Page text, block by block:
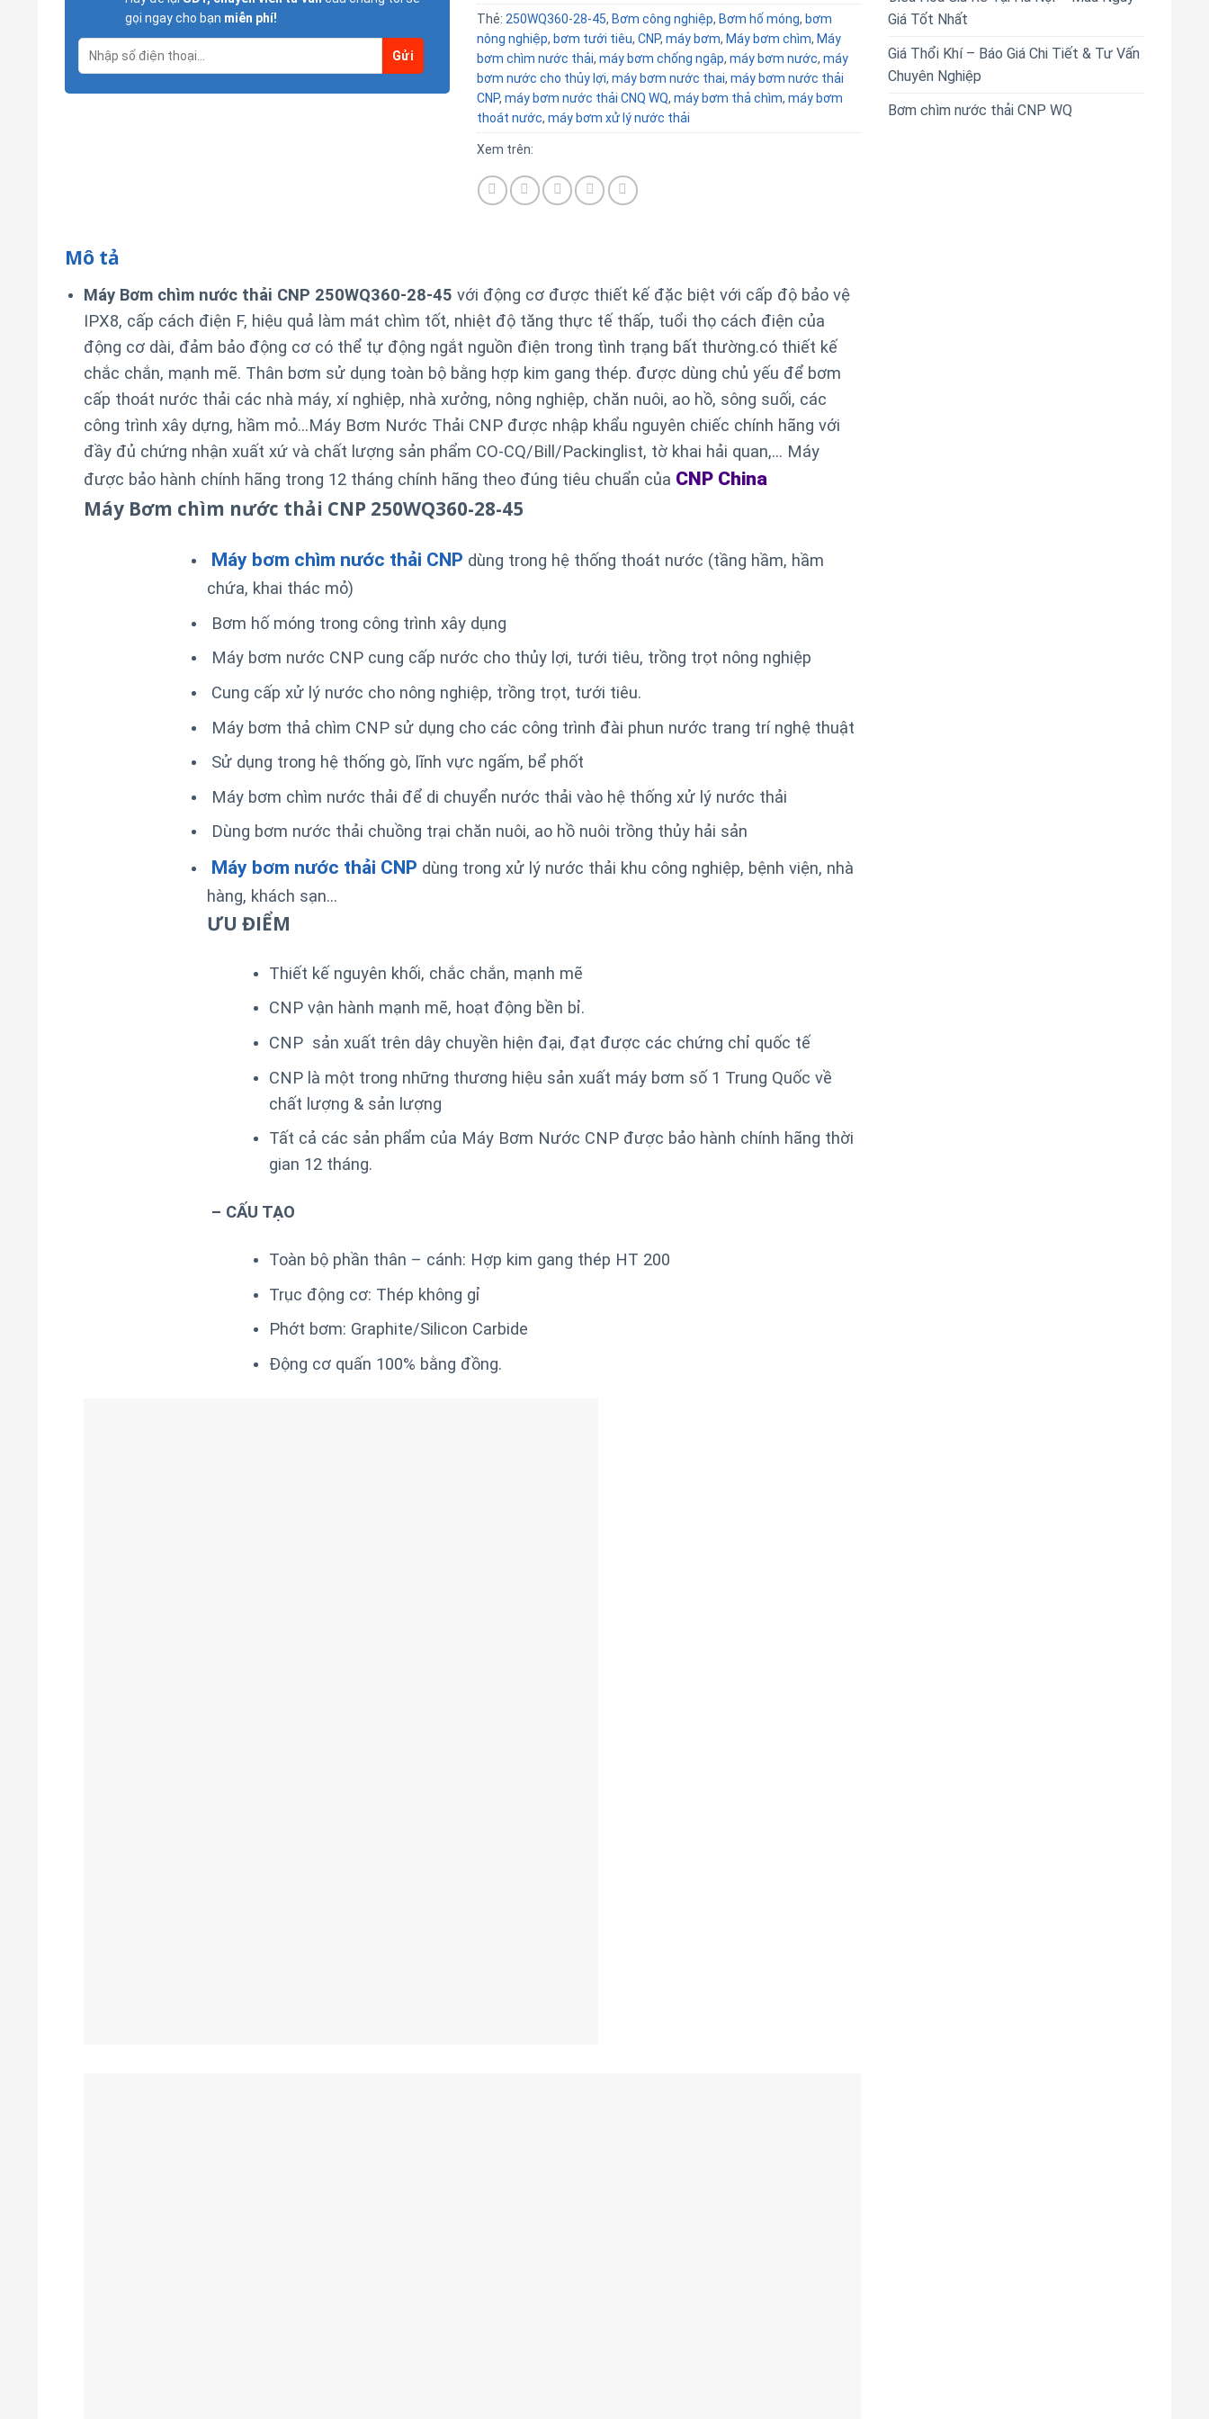
Giá Tốt Nhất
Giá Thổi Khí – Báo Giá Chi Tiết & Tư Vấn
Chuyên Nghiệp
Bơm chìm nước thải CNP WQ
gọi ngay cho bạn miễn phí! Thẻ: 250WQ360-28-45, Bơm công nghiệp, Bơm hố móng, bơm
nông nghiệp, bơm tưới tiêu, CNP, máy bơm, Máy bơm chìm, Máy
bơm chìm nước thải, máy bơm chống ngập, máy bơm nước, máy
bơm nước cho thủy lợi, máy bơm nước thai, máy bơm nước thải
CNP, máy bơm nước thải CNQ WQ, máy bơm thả chìm, máy bơm
thoát nước, máy bơm xử lý nước thải
Xem trên:
Mô tả
Máy Bơm chìm nước thải CNP 250WQ360-28-45 với động cơ được thiết kế đặc biệt với cấp độ bảo vệ
IPX8, cấp cách điện F, hiệu quả làm mát chìm tốt, nhiệt độ tăng thực tế thấp, tuổi thọ cách điện của
động cơ dài, đảm bảo động cơ có thể tự động ngắt nguồn điện trong tình trạng bất thường.có thiết kế
chắc chắn, mạnh mẽ. Thân bơm sử dụng toàn bộ bằng hợp kim gang thép. được dùng chủ yếu để bơm
cấp thoát nước thải các nhà máy, xí nghiệp, nhà xưởng, nông nghiệp, chăn nuôi, ao hồ, sông suối, các
công trình xây dựng, hầm mỏ…Máy Bơm Nước Thải CNP được nhập khẩu nguyên chiếc chính hãng với
đầy đủ chứng nhận xuất xứ và chất lượng sản phẩm CO-CQ/Bill/Packinglist, tờ khai hải quan,… Máy
được bảo hành chính hãng trong 12 tháng chính hãng theo đúng tiêu chuẩn của CNP China
Máy Bơm chìm nước thải CNP 250WQ360-28-45
Máy bơm chìm nước thải CNP dùng trong hệ thống thoát nước (tầng hầm, hầm
chứa, khai thác mỏ)
Bơm hố móng trong công trình xây dụng
Máy bơm nước CNP cung cấp nước cho thủy lợi, tưới tiêu, trồng trọt nông nghiệp
Cung cấp xử lý nước cho nông nghiệp, trồng trọt, tưới tiêu.
Máy bơm thả chìm CNP sử dụng cho các công trình đài phun nước trang trí nghệ thuật
Sử dụng trong hệ thống gò, lĩnh vực ngấm, bể phốt
Máy bơm chìm nước thải để di chuyển nước thải vào hệ thống xử lý nước thải
Dùng bơm nước thải chuồng trại chăn nuôi, ao hồ nuôi trồng thủy hải sản
Máy bơm nước thải CNP dùng trong xử lý nước thải khu công nghiệp, bệnh viện, nhà
hàng, khách sạn…
ƯU ĐIỂM
Thiết kế nguyên khối, chắc chắn, mạnh mẽ
CNP vận hành mạnh mẽ, hoạt động bền bỉ.
CNP sản xuất trên dây chuyền hiện đại, đạt được các chứng chỉ quốc tế
CNP là một trong những thương hiệu sản xuất máy bơm số 1 Trung Quốc về
chất lượng & sản lượng
Tất cả các sản phẩm của Máy Bơm Nước CNP được bảo hành chính hãng thời
gian 12 tháng.
– CẤU TẠO
Toàn bộ phần thân – cánh: Hợp kim gang thép HT 200
Trục động cơ: Thép không gỉ
Phớt bơm: Graphite/Silicon Carbide
Động cơ quấn 100% bằng đồng.